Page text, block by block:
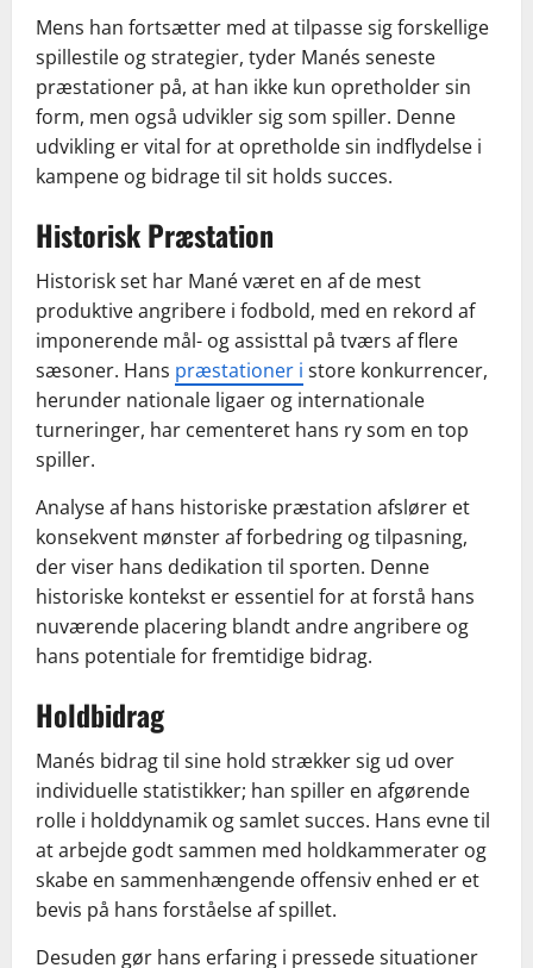
Mens han fortsætter med at tilpasse sig forskellige
spillestile og strategier, tyder Manés seneste
præstationer på, at han ikke kun opretholder sin
form, men også udvikler sig som spiller. Denne
udvikling er vital for at opretholde sin indflydelse i
kampene og bidrage til sit holds succes.
Historisk Præstation
Historisk set har Mané været en af de mest
produktive angribere i fodbold, med en rekord af
imponerende mål- og assisttal på tværs af flere
sæsoner. Hans præstationer i store konkurrencer,
herunder nationale ligaer og internationale
turneringer, har cementeret hans ry som en top
spiller.
Analyse af hans historiske præstation afslører et
konsekvent mønster af forbedring og tilpasning,
der viser hans dedikation til sporten. Denne
historiske kontekst er essentiel for at forstå hans
nuværende placering blandt andre angribere og
hans potentiale for fremtidige bidrag.
Holdbidrag
Manés bidrag til sine hold strækker sig ud over
individuelle statistikker; han spiller en afgørende
rolle i holddynamik og samlet succes. Hans evne til
at arbejde godt sammen med holdkammerater og
skabe en sammenhængende offensiv enhed er et
bevis på hans forståelse af spillet.
Desuden gør hans erfaring i pressede situationer